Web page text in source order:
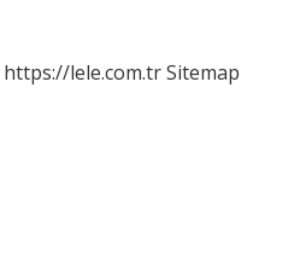
https://lele.com.trSitemap